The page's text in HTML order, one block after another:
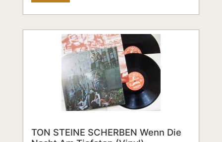
TON STEINE SCHERBEN Wenn Die